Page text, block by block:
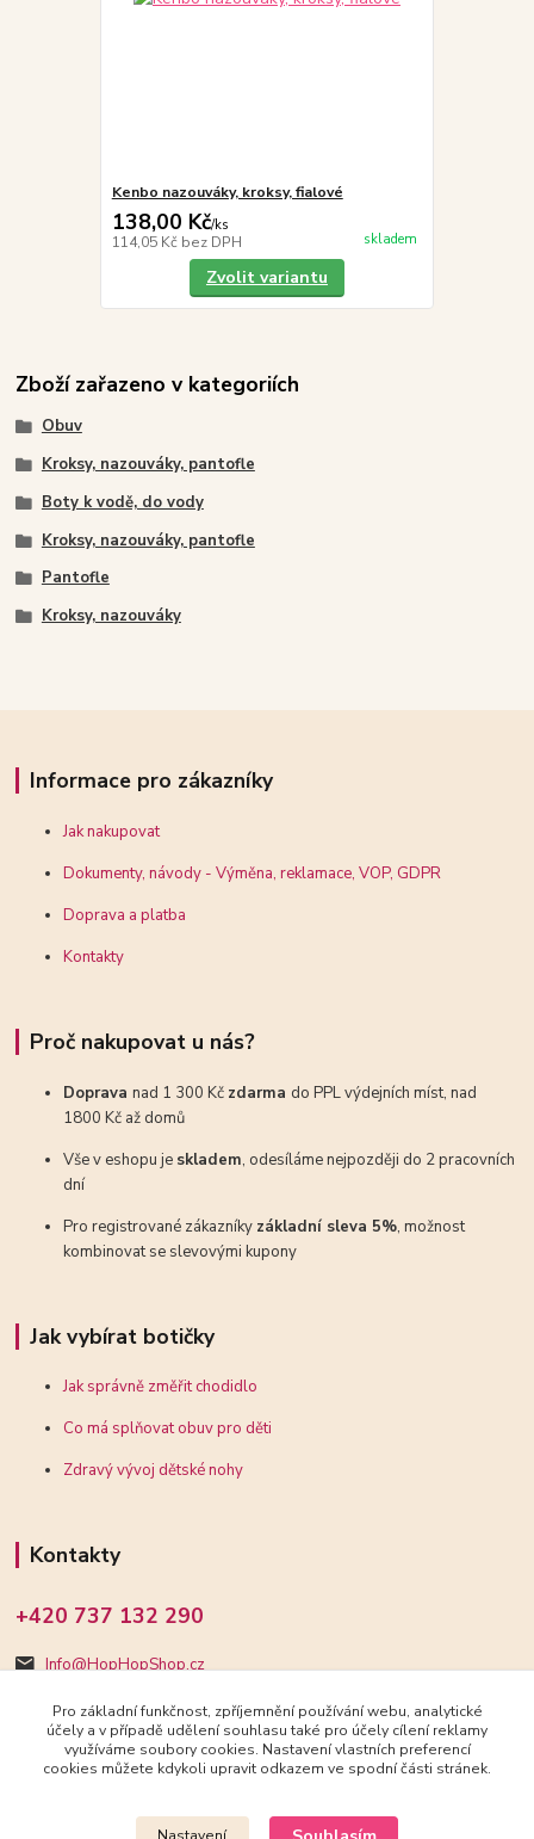
Kenbo nazouváky, kroksy, fialové
138,00 Kč/ks
114,05 Kč bez DPH skladem
Zvolit variantu
Zboží zařazeno v kategoriích
Obuv
Kroksy, nazouváky, pantofle
Boty k vodě, do vody
Kroksy, nazouváky, pantofle
Pantofle
Kroksy, nazouváky
Informace pro zákazníky
Jak nakupovat
Dokumenty, návody - Výměna, reklamace, VOP, GDPR
Doprava a platba
Kontakty
Proč nakupovat u nás?
Dopravanad 1 300 Kč zdarma do PPL výdejních míst, nad
1800 Kč až domů
Vše v eshopu je skladem, odesíláme nejpozději do 2 pracovních
dní
Pro registrované zákazníky základní sleva 5%, možnost
kombinovat se slevovými kupony
Jak vybírat botičky
Jak správně změřit chodidlo
Co má splňovat obuv pro děti
Zdravý vývoj dětské nohy
Kontakty
+420 737 132 290
Info@HopHopShop.cz
Upravit sběr cookies.
Pro základní funkčnost, zpříjemnění používání webu, analytické
účely a v případě udělení souhlasu také pro účely cílení reklamy
využíváme soubory cookies. Nastavení vlastních preferencí
cookies můžete kdykoli upravit odkazem ve spodní části stránek.